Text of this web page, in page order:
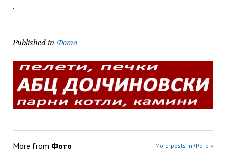
.
Published in Фото
More from Фото More posts in Фото »